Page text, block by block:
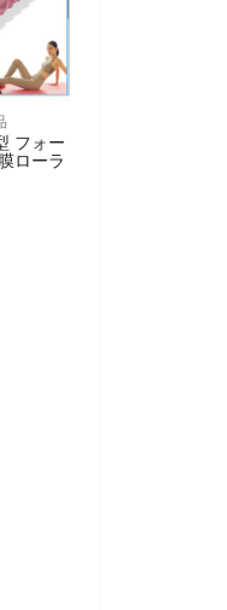
フォー
ローラ